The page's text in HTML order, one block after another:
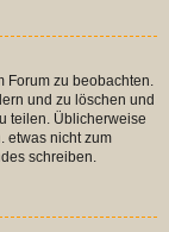
Forum zu beobachten.
und zu löschen und
teilen. Üblicherweise
etwas nicht zum
schreiben.